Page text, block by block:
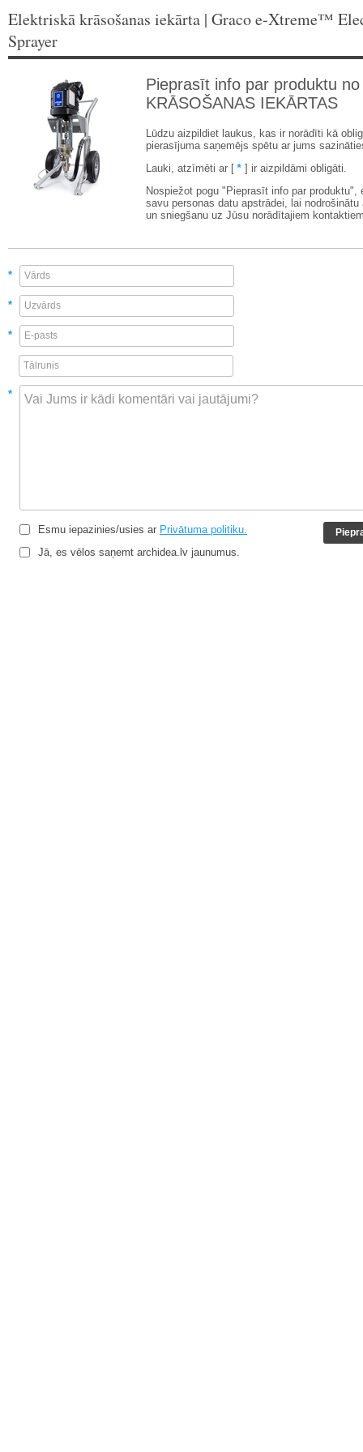
Elektriskā krāsošanas iekārta | Graco e-Xtreme™
Sprayer
Pieprasīt info par produktu no
KRĀSOŠANAS IEKĀRTAS
Lūdzu aizpildiet laukus, kas ir norādīti kā
pierasījuma saņemējs spētu ar jums
Lauki, atzīmēti ar [ * ] ir aizpildāmi obligāti.
Nospiežot pogu "Pieprasīt info par produktu",
savu personas datu apstrādei, lai
un sniegšanu uz Jūsu norādītajiem
*
*
*
*
Esmu iepazinies/usies ar Privātuma politiku.
Jā, es vēlos saņemt archidea.lv jaunumus.